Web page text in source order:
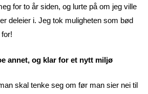
for to år siden, og lurte på om jeg ville
deleier i. Jeg tok muligheten som bød
annet, og klar for et nytt miljø
skal tenke seg om før man sier nei til